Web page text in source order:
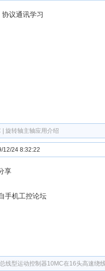
议通讯学习
| 旋转轴主轴应用介绍
12/24 8:32:22
享
手机工控论坛
线型运动控制器10MC在16头高速绕